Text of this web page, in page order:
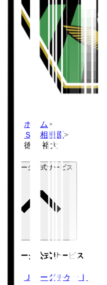
ホーム >
ＳＣ相模原>
徳永 裕大
Ｊリーグ公式サービス
Ｊリーグ公式サービス
Ｊリーグチケット